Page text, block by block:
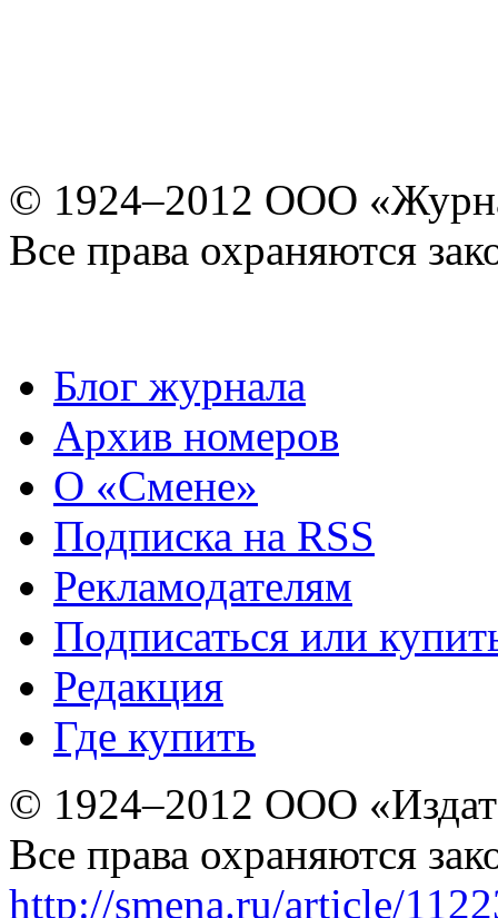
© 1924–2012 ООО
Все права охраняются
Блог журнала
Архив номеров
О «Смене»
Подписка на RSS
Рекламодателям
Подписаться или
Редакция
Где купить
© 1924–2012 ООО
Все права охраняются
http://smena.ru/article/